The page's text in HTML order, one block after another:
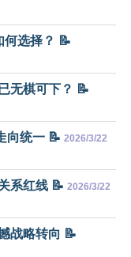
何选择？ 📝
无棋可下？ 📝
向统一 📝 2026/3/22
系红线 📝 2026/3/22
战略转向 📝